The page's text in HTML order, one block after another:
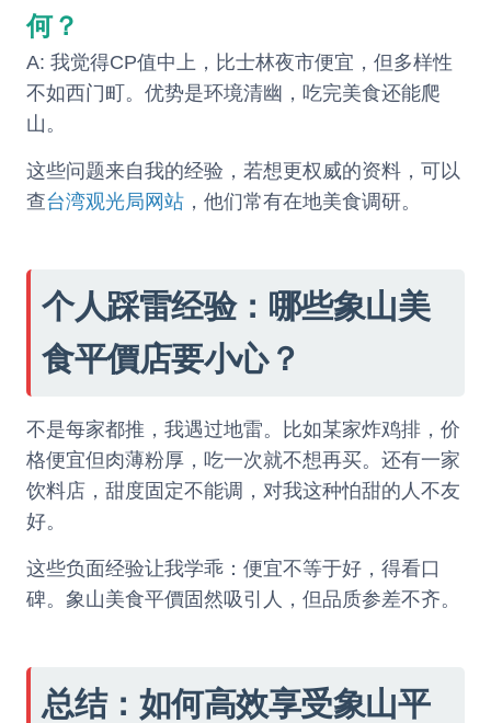
何？
A: 我觉得CP值中上，比士林夜市便宜，但多样性
不如西门町。优势是环境清幽，吃完美食还能爬
山。
这些问题来自我的经验，若想更权威的资料，可以
查台湾观光局网站 ，他们常有在地美食调研。
个人踩雷经验：哪些象山美
食平價店要小心？
不是每家都推，我遇过地雷。比如某家炸鸡排，价
格便宜但肉薄粉厚，吃一次就不想再买。还有一家
饮料店，甜度固定不能调，对我这种怕甜的人不友
好。
这些负面经验让我学乖：便宜不等于好，得看口
碑。象山美食平價固然吸引人，但品质参差不齐。
总结：如何高效享受象山平